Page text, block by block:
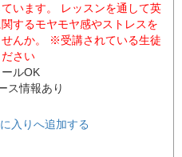
います。 レッスンを通して英
するモヤモヤ感やストレスを
んか。 ※受講されている生徒
さい
ルOK
ス情報あり
入りへ追加する